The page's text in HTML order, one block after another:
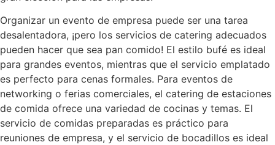
Organizar un evento de empresa puede ser una tarea
desalentadora, ¡pero los servicios de catering adecuados
pueden hacer que sea pan comido! El estilo bufé es ideal
para grandes eventos, mientras que el servicio emplatado
es perfecto para cenas formales. Para eventos de
networking o ferias comerciales, el catering de estaciones
de comida ofrece una variedad de cocinas y temas. El
servicio de comidas preparadas es práctico para
reuniones de empresa, y el servicio de bocadillos es ideal